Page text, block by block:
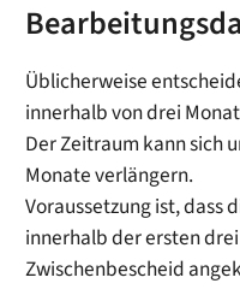
Üblicherweise
innerhalb von drei
Der Zeitraum kann sich
Monate verlängern.
Voraussetzung ist, dass
innerhalb der ersten
Zwischenbescheid